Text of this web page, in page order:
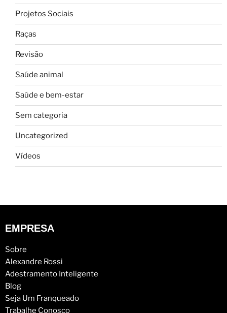
Projetos Sociais
Raças
Revisão
Saúde animal
Saúde e bem-estar
Sem categoria
Uncategorized
Vídeos
EMPRESA
Sobre
Alexandre Rossi
Adestramento Inteligente
Blog
Seja Um Franqueado
Trabalhe Conosco